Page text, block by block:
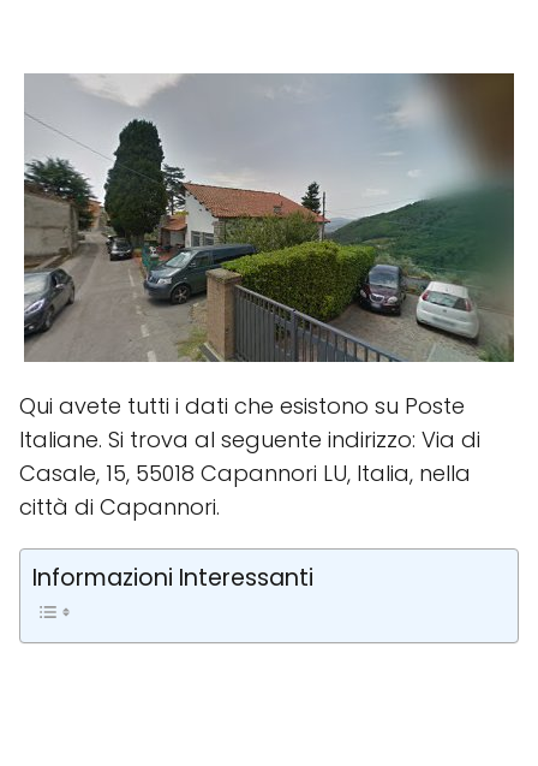
Qui avete tutti i dati che esistono su Poste
Italiane. Si trova al seguente indirizzo: Via di
Casale, 15, 55018 Capannori LU, Italia, nella
città di Capannori.
Informazioni Interessanti